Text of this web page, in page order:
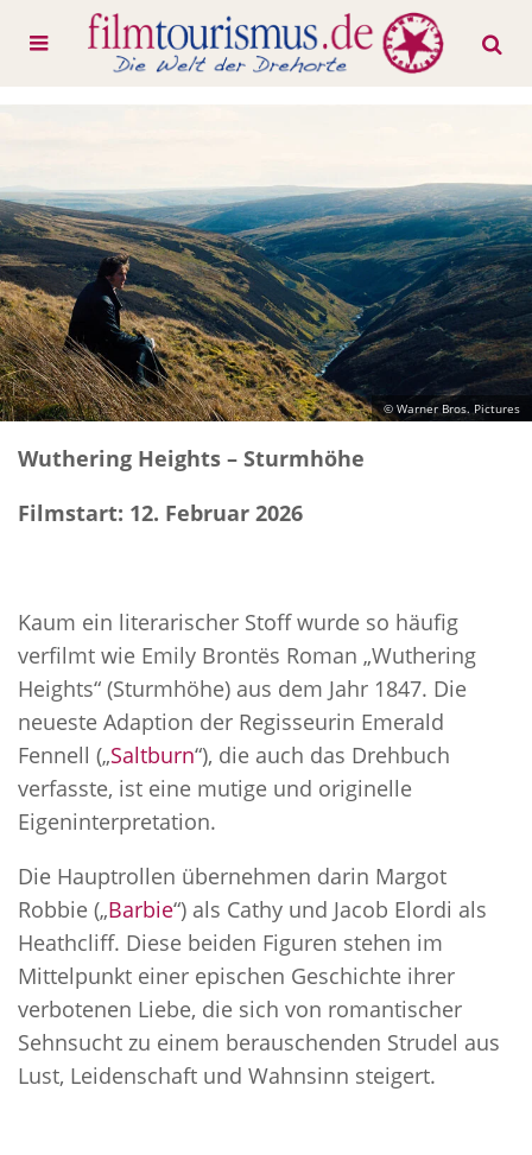
© Warner Bros. Pictures
Wuthering Heights – Sturmhöhe
Filmstart: 12. Februar 2026
Kaum ein literarischer Stoff wurde so häufig
verfilmt wie Emily Brontës Roman „Wuthering
Heights“ (Sturmhöhe) aus dem Jahr 1847. Die
neueste Adaption der Regisseurin Emerald
Fennell („Saltburn“), die auch das Drehbuch
verfasste, ist eine mutige und originelle
Eigeninterpretation.
Die Hauptrollen übernehmen darin Margot
Robbie („Barbie“) als Cathy und Jacob Elordi als
Heathcliff. Diese beiden Figuren stehen im
Mittelpunkt einer epischen Geschichte ihrer
verbotenen Liebe, die sich von romantischer
Sehnsucht zu einem berauschenden Strudel aus
Lust, Leidenschaft und Wahnsinn steigert.